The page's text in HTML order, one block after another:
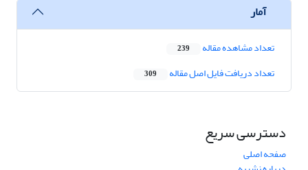
آمار
تعداد مشاهده مقاله 239
تعداد دریافت فایل اصل مقاله 309
دسترسی سریع
صفحه اصلی